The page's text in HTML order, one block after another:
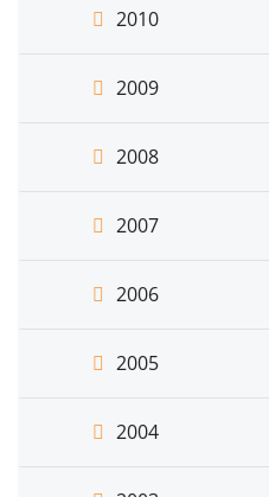
2010
2009
2008
2007
2006
2005
2004